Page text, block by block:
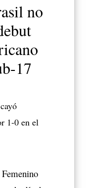
no
17
1-0 en el